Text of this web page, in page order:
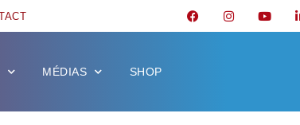
MÉDIAS SHOP